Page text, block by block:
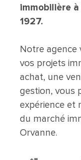
immobilière
1927.
Notre agence
vos projets
achat, une
gestion, vous
expérience et
du marché
Orvanne.